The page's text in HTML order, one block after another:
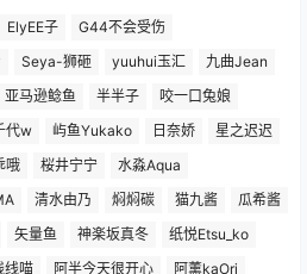
ElyEE子
G44不会受伤
Seya-狮砸 yuuhui玉汇
九曲Jean
亚马逊鲶鱼 半半子
咬一口兔娘
代w 屿鱼Yukako 日奈娇
星之迟迟
哦 桜井宁宁
水淼Aqua
清水由乃 焖焖碳 猫九酱
瓜希酱
矢量鱼 神楽坂真冬
纸悦Etsu_ko
线喵 阿半今天很开心 阿薰kaOri